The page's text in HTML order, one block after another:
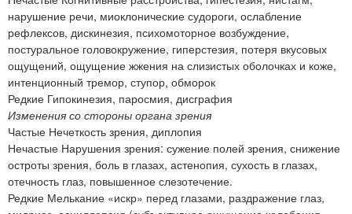
нарушение речи, миоклонические судороги, ослабление
рефлексов, дискинезия, психомоторное возбуждение,
постуральное головокружение, гиперстезия, потеря вкусовых
ощущений, ощущение жжения на слизистых оболочках и коже,
интенционный тремор, ступор, обморок
Редкие Гипокинезия, паросмия, дисграфия
Изменения со стороны органа зрения
Частые Нечеткость зрения, диплопия
Нечастые Нарушения зрения: сужение полей зрения, снижение
остроты зрения, боль в глазах, астенопия, сухость в глазах,
отечность глаз, повышенное слезотечение.
Редкие Мелькание «искр» перед глазами, раздражение глаз,